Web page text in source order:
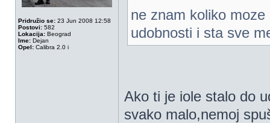
Pridružio se: 23 Jun 2008 12:58
Postovi: 582
Lokacija: Beograd
Ime: Dejan
Opel: Calibra 2.0 i
ne znam koliko
udobnosti i sta sve
Ako ti je iole stalo do
svako malo,nemoj